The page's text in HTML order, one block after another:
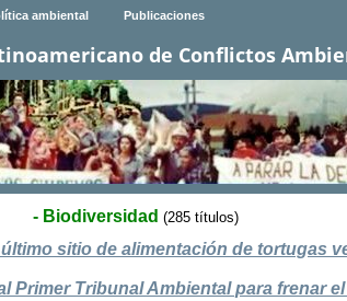
ambiental Publicaciones
de Conflictos
- Biodiversidad (285 títulos)
sitio de alimentación de tortugas
Primer Tribunal Ambiental para frenar